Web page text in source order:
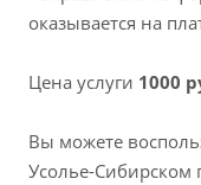
оказывается на
Цена услуги 1000
Вы можете
Усолье-Сибирском